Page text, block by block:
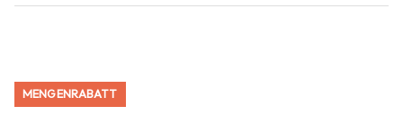
MENGENRABATT